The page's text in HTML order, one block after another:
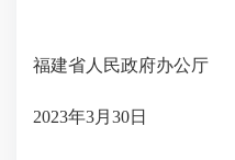
福建省人民政府办公厅
2023年3月30日